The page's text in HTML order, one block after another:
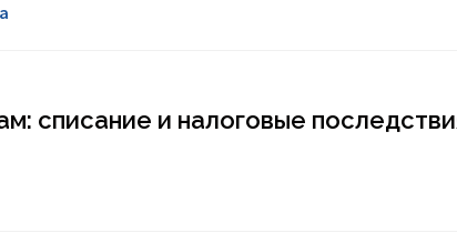
списание и налоговые